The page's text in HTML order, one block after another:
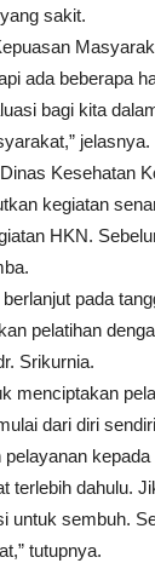
sakit.
ada beberapa
bagi kita
jelasnya.
Kesehatan
kegiatan
HKN.
pada
pelatihan
Srikurnia.
menciptakan
dari diri
pelayanan
terlebih dahulu.
untuk sembuh.
tutupnya.